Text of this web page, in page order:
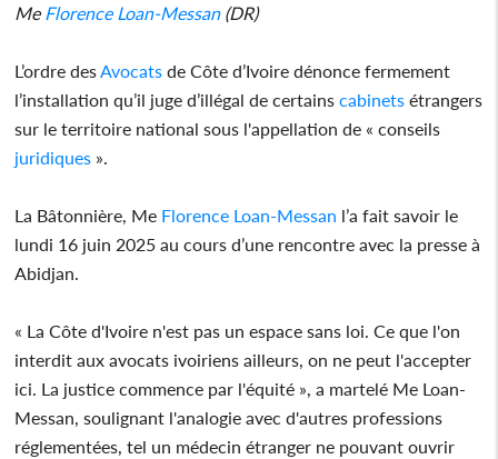
Me Florence Loan-Messan(DR)
L’ordre des Avocats de Côte d’Ivoire dénonce fermement
l’installation qu’il juge d’illégal de certainscabinets étrangers
sur le territoire national sous l'appellation de « conseils
juridiques ».
La Bâtonnière, Me Florence Loan-Messan l’a fait savoir le
lundi 16 juin 2025 au cours d’une rencontre avec la presse à
Abidjan.
« La Côte d'Ivoire n'est pas un espace sans loi. Ce que l'on
interdit aux avocats ivoiriens ailleurs, on ne peut l'accepter
ici. La justice commence par l'équité », a martelé Me Loan-
Messan, soulignant l'analogie avec d'autres professions
réglementées, tel un médecin étranger ne pouvant ouvrir